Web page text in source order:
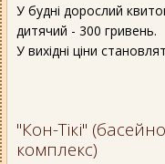
У будні дорослий
дитячий - 300 гривень.
У вихідні ціни
"Кон-Тікі"
комплекс)